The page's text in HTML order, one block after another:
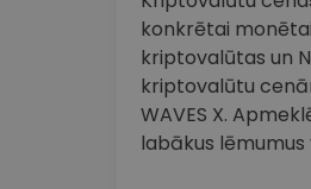
konkrētai
kriptovalūtas un
kriptovalūtu
WAVES X.
labākus